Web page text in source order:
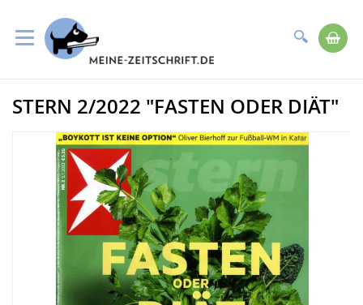
Suche
zum
Inhalt
Zum
Bildergalerie
springen
STERN 2/2022 "FASTEN ODER DIÄT"